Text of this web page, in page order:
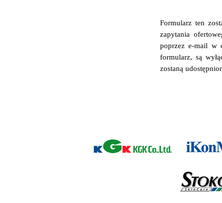
Formularz ten
zapytania
poprzez e-mail w
formularz, są
zostaną